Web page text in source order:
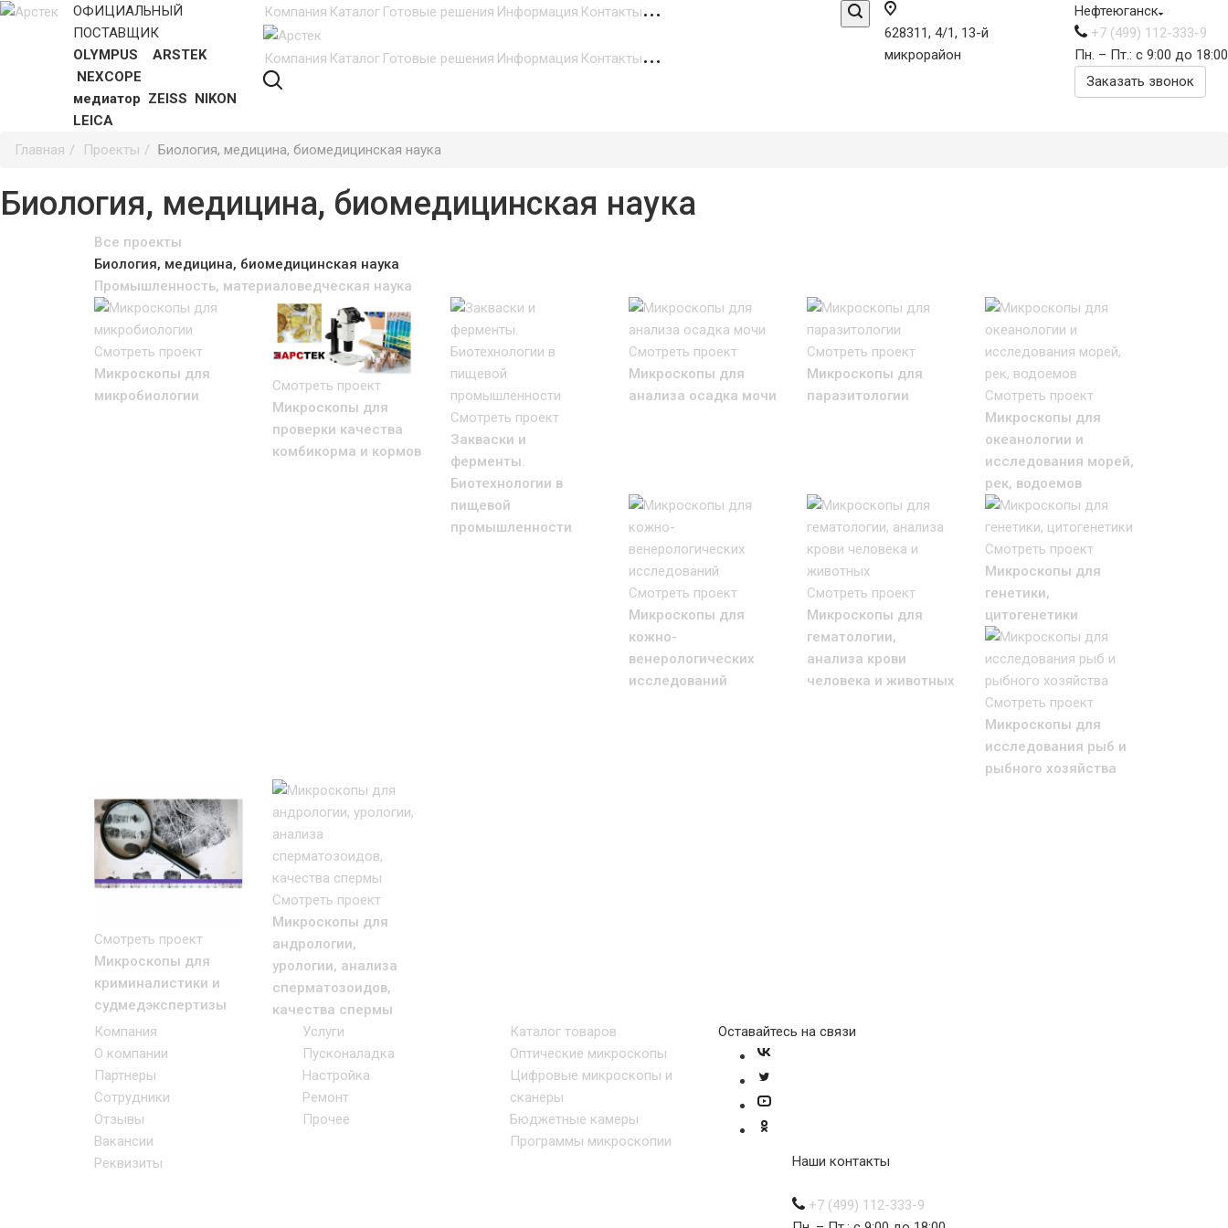
ОФИЦИАЛЬНЫЙ
ПОСТАВЩИК
OLYMPUS ARSTEK
NEXCOPE
медиатор ZEISS NIKON
LEICA
Нефтеюганск
+7 (499) 112-333-9
Пн. – Пт.: с 9:00 до 18:00
Заказать звонок
628311, 4/1, 13-й
микрорайон
Компания Каталог Готовые решения Информация Контакты
Компания Каталог Готовые решения Информация Контакты
Главная Проекты Биология, медицина, биомедицинская наука
Биология, медицина, биомедицинская наука
Все проекты
Биология, медицина, биомедицинская наука
Промышленность, материаловедческая наука
Смотреть проект
Микроскопы для
микробиологии
Смотреть проект
Микроскопы для
проверки качества
комбикорма и кормов
Смотреть проект
Закваски и
ферменты.
Биотехнологии в
пищевой
промышленности
Смотреть проект
Микроскопы для
анализа осадка мочи
Смотреть проект
Микроскопы для
паразитологии
Смотреть проект
Микроскопы для
океанологии и
исследования морей,
рек, водоемов
Смотреть проект
Микроскопы для
кожно-
венерологических
исследований
Смотреть проект
Микроскопы для
гематологии,
анализа крови
человека и животных
Смотреть проект
Микроскопы для
генетики,
цитогенетики
Смотреть проект
Микроскопы для
исследования рыб и
рыбного хозяйства
Смотреть проект
Микроскопы для
криминалистики и
судмедэкспертизы
Смотреть проект
Микроскопы для
андрологии,
урологии, анализа
сперматозоидов,
качества спермы
Компания
О компании
Партнеры
Сотрудники
Отзывы
Вакансии
Реквизиты
Услуги
Пусконаладка
Настройка
Ремонт
Прочее
Каталог товаров
Оптические микроскопы
Цифровые микроскопы и
сканеры
Бюджетные камеры
Программы микроскопии
Оставайтесь на связи
Наши контакты
+7 (499) 112-333-9